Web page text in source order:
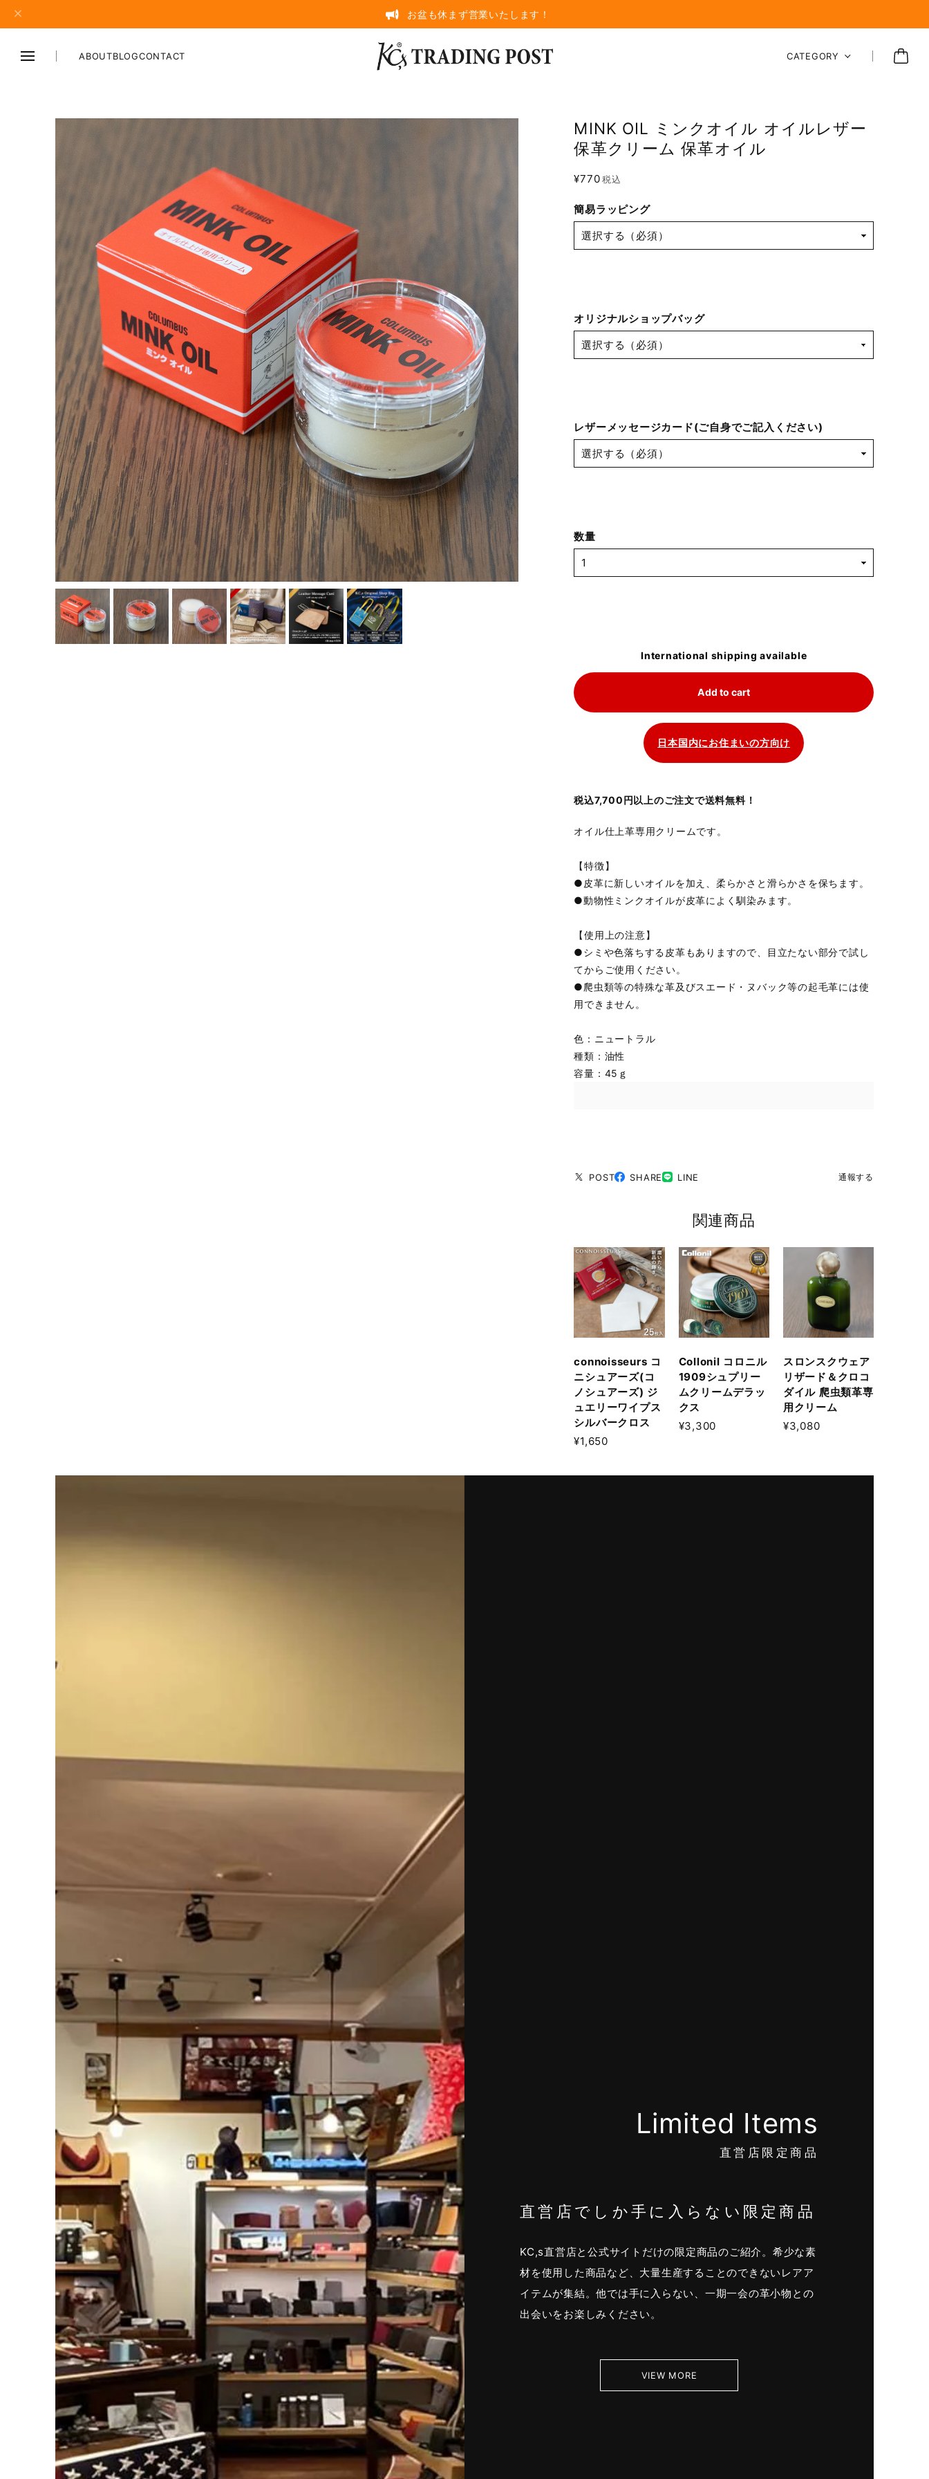
お盆も休まず営業いたします！
ABOUTBLOGCONTACT CATEGORY
MINK OIL ミンクオイル オイルレザー
保革クリーム 保革オイル
¥770 税込
簡易ラッピング
オリジナルショップバッグ
レザーメッセージカード(ご自身でご記入ください)
数量
International shipping available
Add to cart
日本国内にお住まいの方向け
税込7,700円以上のご注文で送料無料！
オイル仕上革専用クリームです。
【特徴】
●皮革に新しいオイルを加え、柔らかさと滑らかさを保ちます。
●動物性ミンクオイルが皮革によく馴染みます。
【使用上の注意】
●シミや色落ちする皮革もありますので、目立たない部分で試し
てからご使用ください。
●爬虫類等の特殊な革及びスエード・ヌバック等の起毛革には使
用できません。
色：ニュートラル
種類：油性
容量：45ｇ
POST SHARE LINE 通報する
関連商品
connoisseurs コ
ニシュアーズ(コ
ノシュアーズ) ジ
ュエリーワイプス
シルバークロス
¥1,650
Collonil コロニル
1909シュプリー
ムクリームデラッ
クス
¥3,300
スロンスクウェア
リザード＆クロコ
ダイル 爬虫類革専
用クリーム
¥3,080
Limited Items
直営店限定商品
直営店でしか手に入らない限定商品
KC,s直営店と公式サイトだけの限定商品のご紹介。希少な素
材を使用した商品など、大量生産することのできないレアア
イテムが集結。他では手に入らない、一期一会の革小物との
出会いをお楽しみください。
VIEW MORE